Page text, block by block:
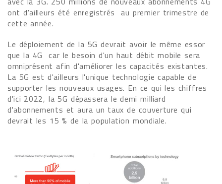
ont d'ailleurs été enregistrés au premier trimestre de
cette année.
Le déploiement de la 5G devrait avoir le même essor
que la 4G car le besoin d'un haut débit mobile sera
omniprésent afin d'améliorer les capacités existantes.
La 5G est d'ailleurs l'unique technologie capable de
supporter les nouveaux usages. En ce qui les chiffres
d'ici 2022, la 5G dépassera le demi milliard
d'abonnements et aura un taux de couverture qui
devrait les 15 % de la population mondiale.